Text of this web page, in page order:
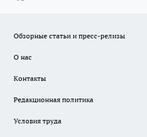
Обзорные статьи и пресс-релизы
О нас
Контакты
Редакционная политика
Условия труда